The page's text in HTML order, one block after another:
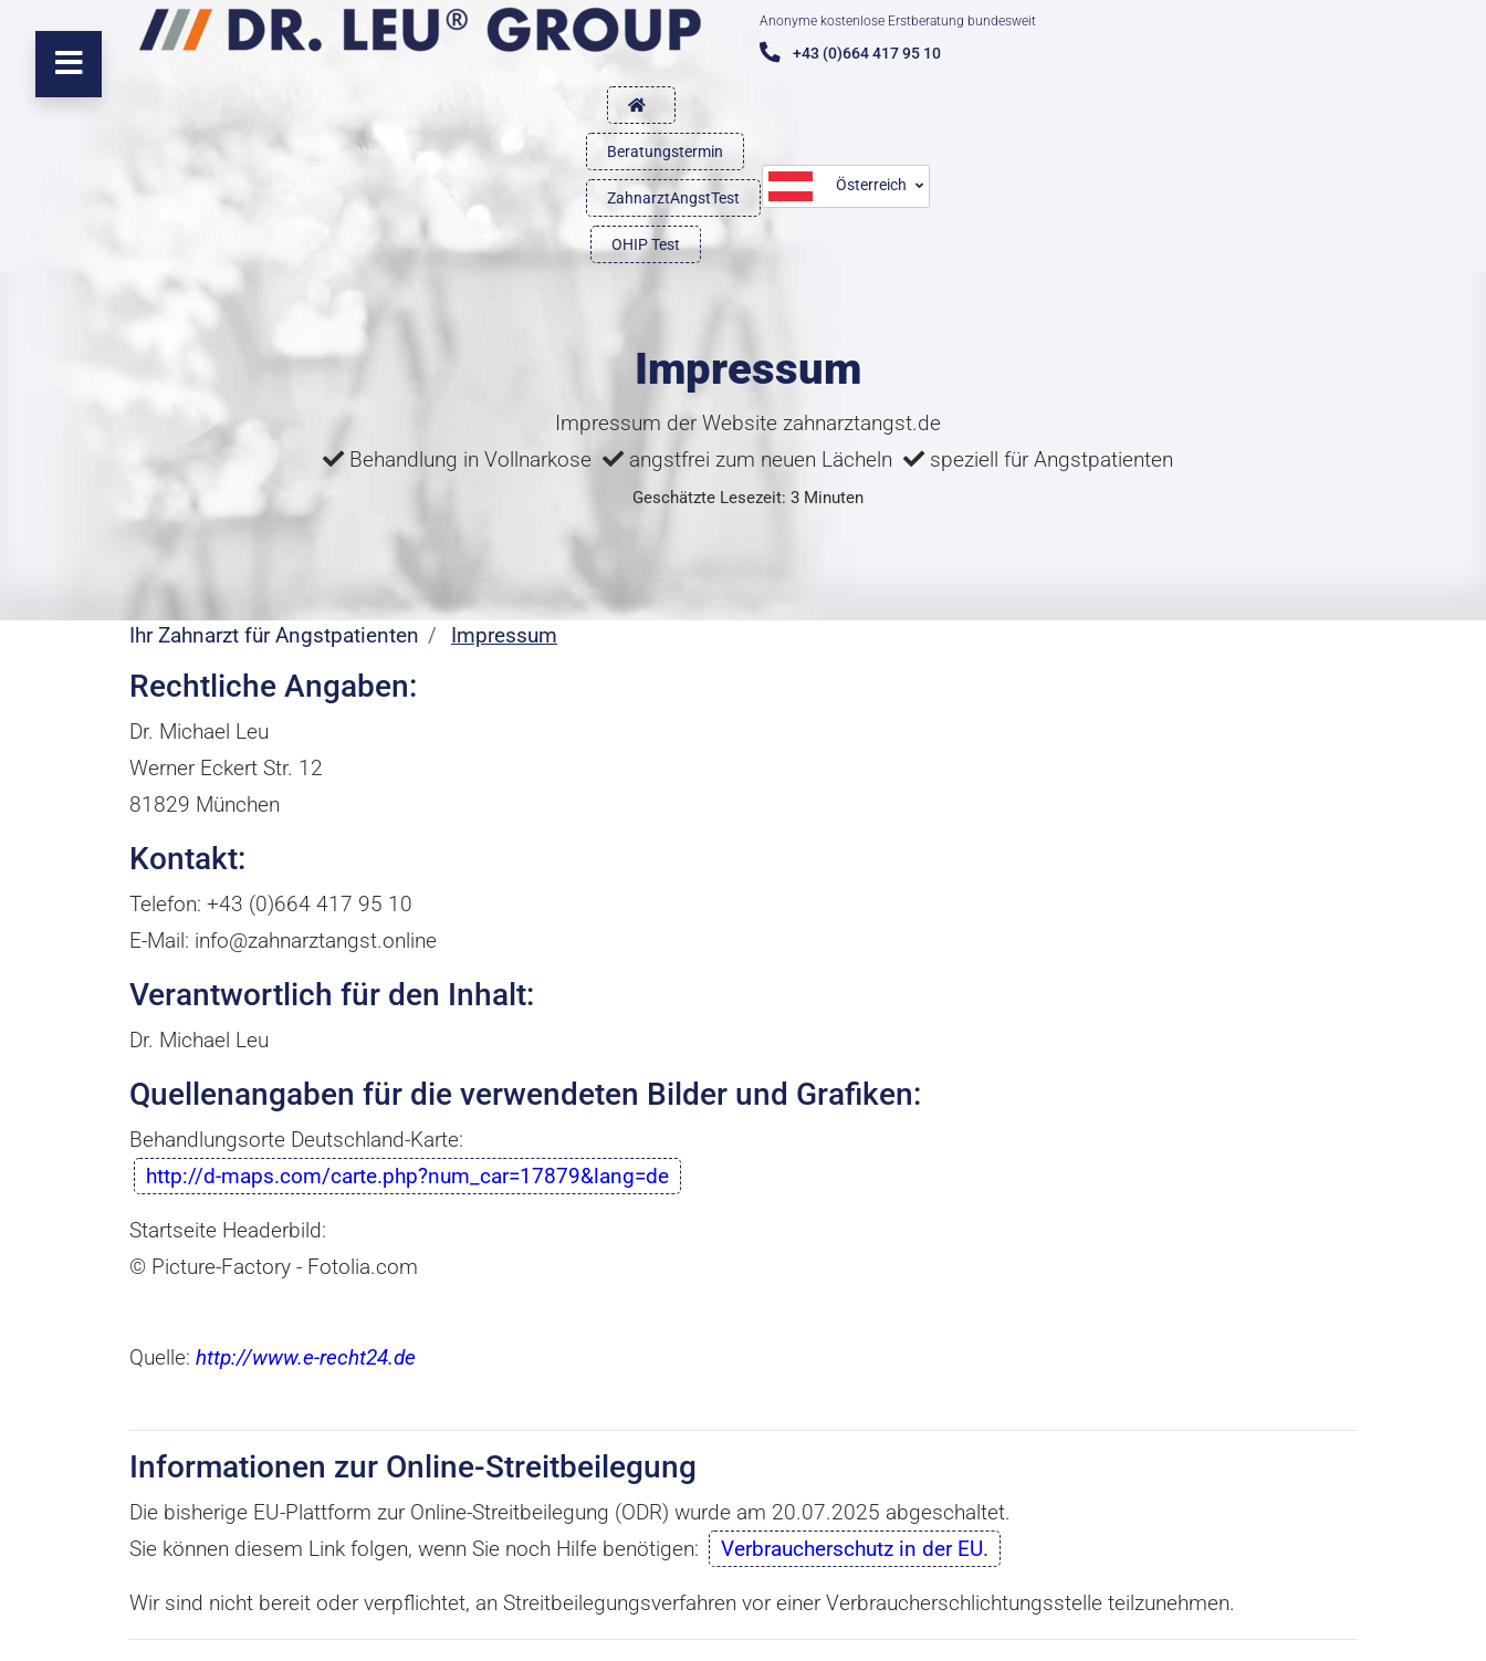
Anonyme kostenlose Erstberatung bundesweit
+43 (0)664 417 95 10
Beratungstermin
ZahnarztAngstTest
OHIP Test
Österreich
Impressum
Impressum der Website zahnarztangst.de
Behandlung in Vollnarkose
angstfrei zum neuen Lächeln speziell für Angstpatienten
Geschätzte Lesezeit: 3 Minuten
Ihr Zahnarzt für Angstpatienten Impressum
Rechtliche Angaben:
Dr. Michael Leu
Werner Eckert Str. 12
81829 München
Kontakt:
Telefon: +43 (0)664 417 95 10
E-Mail: info@zahnarztangst.online
Verantwortlich für den Inhalt:
Dr. Michael Leu
Quellenangaben für die verwendeten Bilder und Grafiken:
Behandlungsorte Deutschland-Karte:
http://d-maps.com/carte.php?num_car=17879&lang=de
Startseite Headerbild:
© Picture-Factory - Fotolia.com
Quelle: http://www.e-recht24.de
Informationen zur Online-Streitbeilegung
Die bisherige EU-Plattform zur Online-Streitbeilegung (ODR) wurde am 20.07.2025 abgeschaltet.
Sie können diesem Link folgen, wenn Sie noch Hilfe benötigen:
Verbraucherschutz in der EU.
Wir sind nicht bereit oder verpflichtet, an Streitbeilegungsverfahren vor einer Verbraucherschlichtungsstelle teilzunehmen.